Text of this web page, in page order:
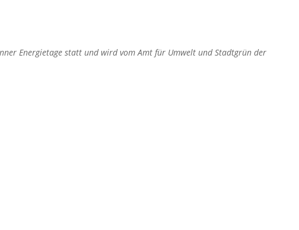
Energietage statt und wird vom Amt für Umwelt und Stadtgrün der